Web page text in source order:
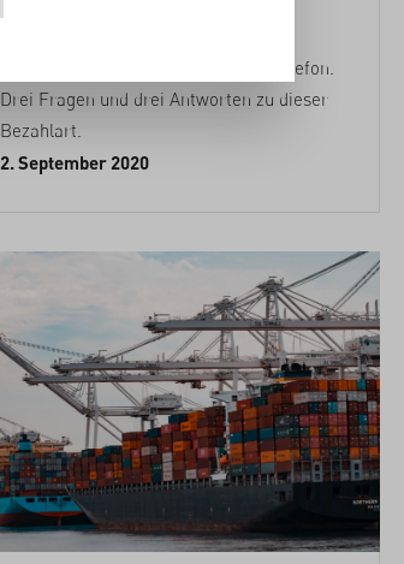
Bauernfamilien in Afrika per Mobiltelefon.
Drei Fragen und drei Antworten zu dieser
Bezahlart.
2. September 2020